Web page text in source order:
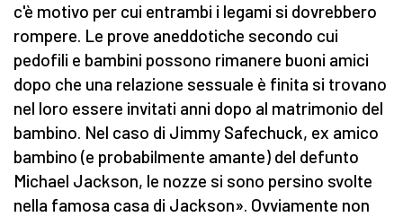
c'è motivo per cui entrambi i legami si dovrebbero
rompere. Le prove aneddotiche secondo cui
pedofili e bambini possono rimanere buoni amici
dopo che una relazione sessuale è finita si trovano
nel loro essere invitati anni dopo al matrimonio del
bambino. Nel caso di Jimmy Safechuck, ex amico
bambino (e probabilmente amante) del defunto
Michael Jackson, le nozze si sono persino svolte
nella famosa casa di Jackson». Ovviamente non